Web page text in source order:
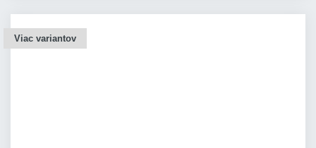
Viac variantov